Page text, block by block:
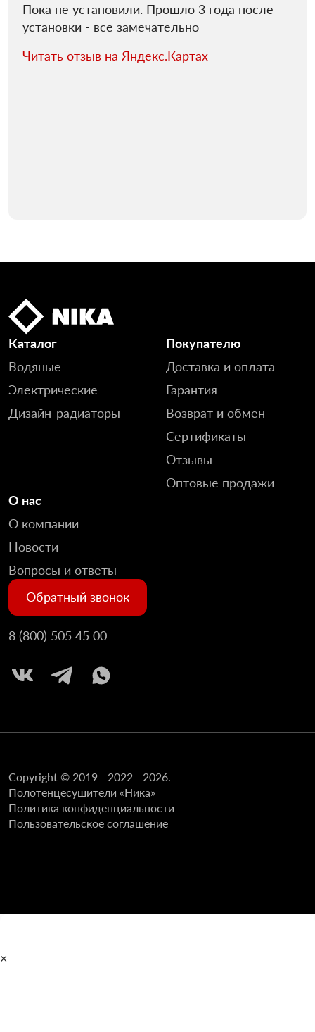
Пока не установили. Прошло 3 года после
установки - все замечательно
Читать отзыв на Яндекс.Картах
Каталог
Водяные
Электрические
Дизайн-радиаторы
Покупателю
Доставка и оплата
Гарантия
Возврат и обмен
Сертификаты
Отзывы
Оптовые продажи
О нас
О компании
Новости
Вопросы и ответы
Обратный звонок
8 (800) 505 45 00
Copyright © 2019 - 2022 - 2026.
Полотенцесушители «Ника»
Политика конфиденциальности
Пользовательское соглашение
×